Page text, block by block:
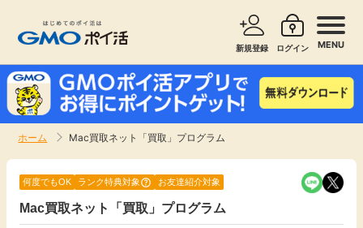
新規登録 ログイン MENU
ホーム Mac買取ネット「買取」プログラム
新着
サービスで探す ショッピングで探す
無料サービス
何度でもOK ランク特典対象 お友達紹介対象
Mac買取ネット「買取」プログラム